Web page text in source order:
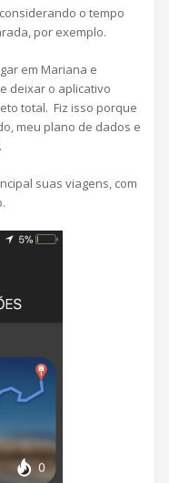
o tempo
por exemplo.
em Mariana e
deixar o aplicativo
total. Fiz isso porque
meu plano de dados e
suas viagens, com